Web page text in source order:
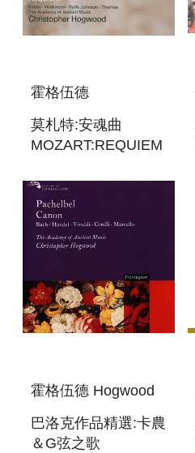
霍格伍德
莫札特:安魂曲
MOZART:REQUIEM
霍格伍德 Hogwood
巴洛克作品精選:卡農
＆G弦之歌